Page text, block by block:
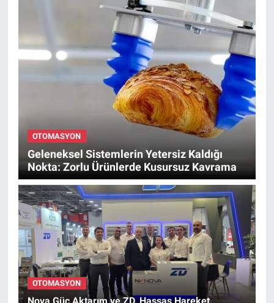
OTOMASYON
Geleneksel Sistemlerin Yetersiz Kaldığı
Nokta: Zorlu Ürünlerde Kusursuz Kavrama
OTOMASYON
Nova Güç Aktarım ve ZD, Hassas Hareket